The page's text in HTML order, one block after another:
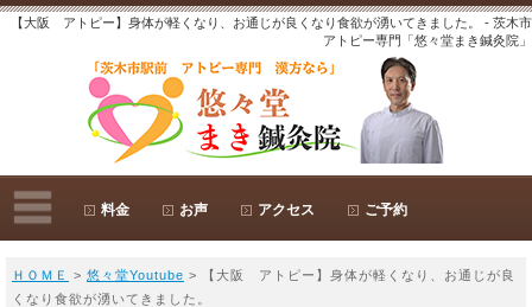
【大阪 アトピー】身体が軽くなり、お通じが良くなり食欲が湧いてきました。 - 茨木市
アトピー専門「悠々堂まき鍼灸院」
料金 お声 アクセス ご予約
ＨＯＭＥ > 悠々堂Youtube > 【大阪 アトピー】身体が軽くなり、お通じが良
くなり食欲が湧いてきました。